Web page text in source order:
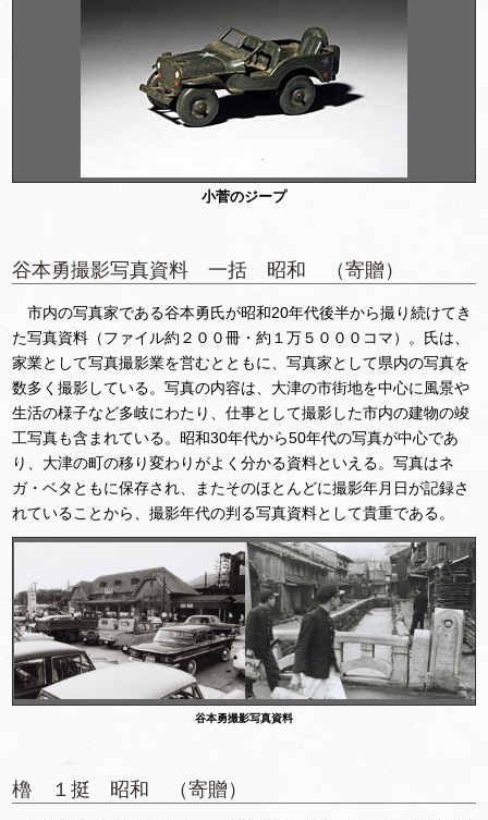
小菅のジープ
谷本勇撮影写真資料 一括 昭和 （寄贈）
市内の写真家である谷本勇氏が昭和20年代後半から撮り続けてき
た写真資料（ファイル約２００冊・約１万５０００コマ）。氏は、
家業として写真撮影業を営むとともに、写真家として県内の写真を
数多く撮影している。写真の内容は、大津の市街地を中心に風景や
生活の様子など多岐にわたり、仕事として撮影した市内の建物の竣
工写真も含まれている。昭和30年代から50年代の写真が中心であ
り、大津の町の移り変わりがよく分かる資料といえる。写真はネ
ガ・ベタともに保存され、またそのほとんどに撮影年月日が記録さ
れていることから、撮影年代の判る写真資料として貴重である。
谷本勇撮影写真資料
櫓 １挺 昭和 （寄贈）